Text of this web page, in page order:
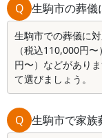
の慣習についてもご紹
Q 生駒市の葬儀
生駒市での葬儀に
（税込110,000円〜
円〜）などがあり
て選びましょう。
Q 生駒市で家族